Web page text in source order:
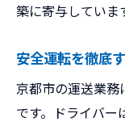
築に寄与していま
安全運転を徹底
京都市の運送業務
です。ドライバ